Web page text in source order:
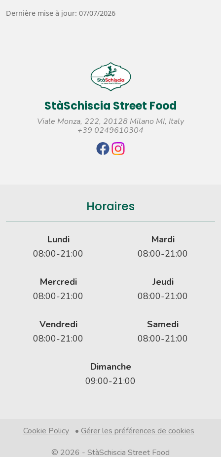
Dernière mise à jour: 07/07/2026
StàSchiscia Street Food
Viale Monza, 222, 20128 Milano MI, Italy
+39 0249610304
Horaires
Lundi
08:00-21:00
Mardi
08:00-21:00
Mercredi
08:00-21:00
Jeudi
08:00-21:00
Vendredi
08:00-21:00
Samedi
08:00-21:00
Dimanche
09:00-21:00
Cookie Policy • Gérer les préférences de cookies
© 2026 - StàSchiscia Street Food